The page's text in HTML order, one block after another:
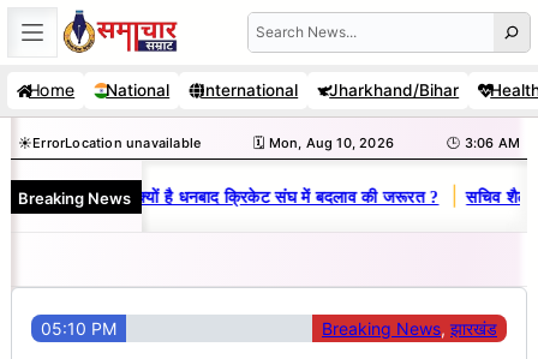
Skip
to
content
Search
Home National International Jharkhand/Bihar
☀️ErrorLocation unavailable 🗓️ Mon, Aug 10, 2026 🕒 3:06 AM
Breaking News
विनय राज : जानें क्यों है धनबाद क्रिकेट संघ में बदलाव की जरूरत ? | सचिव शैलेंद्र
05:10 PM Breaking News, झारखंड